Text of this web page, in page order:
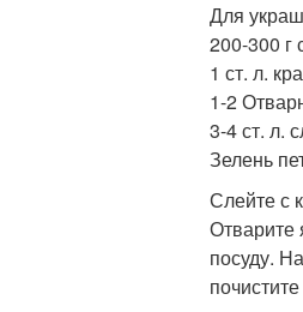
Для
200-300 г
1 ст. л.
1-2
3-4 ст. л.
Зелень
Слейте с
Отварите
посуду.